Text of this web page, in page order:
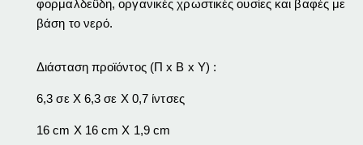
φορμαλδεΰδη, οργανικές χρωστικές ουσίες και βαφές με
βάση το νερό.
Διάσταση προϊόντος (Π x Β x Υ) :
6,3σεΧ6,3σε Χ0,7 ίντσες
16cm X16cm X 1,9cm